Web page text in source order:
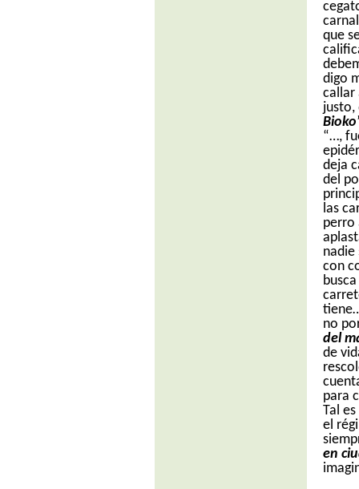
que
digo
callar
justo,
Bioko
“…,
deja
del
las
perro
nadie
con
no
del
de
para
Tal es
el
en